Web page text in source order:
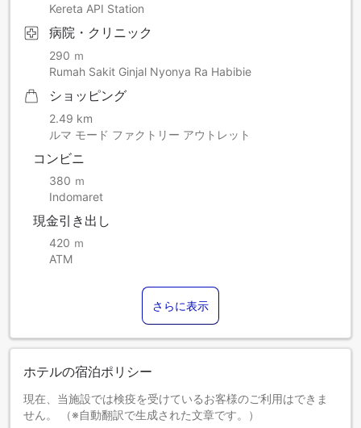
Kereta API Station
病院・クリニック
290 ｍ
Rumah Sakit Ginjal Nyonya Ra Habibie
ショッピング
2.49 km
ルマ モード ファクトリー アウトレット
コンビニ
380 ｍ
Indomaret
現金引き出し
420 ｍ
ATM
さらに表示
ホテルの宿泊ポリシー
現在、当施設では検疫を受けているお客様のご利用はできま
せん。 （※自動翻訳で生成された文章です。）